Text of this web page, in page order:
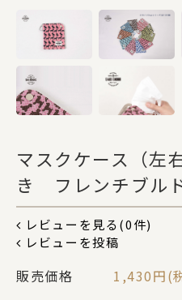
CATS
カテゴリー
ステーショナリ
コスメグッズ
マスクケース（左
き フレンチブル
レビューを見る(0件)
レビューを投稿
販売価格 1,430円(